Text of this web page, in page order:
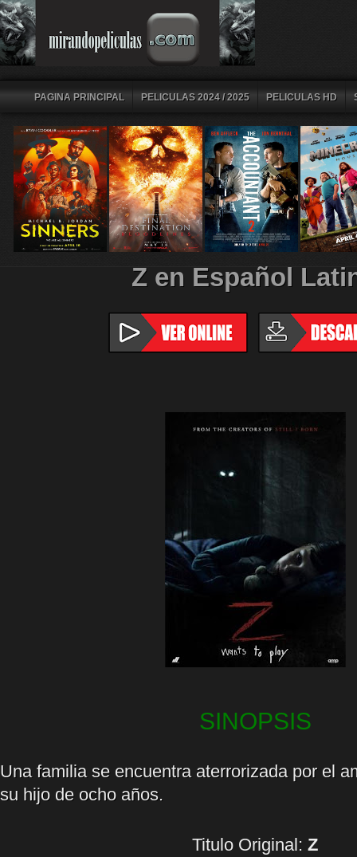
PAGINA PRINCIPAL PELICULAS 2024 / 2025 PELICULAS HD
Z en Español
SINOPSIS
Una familia se encuentra aterrorizada por el
su hijo de ocho años.
Titulo Original: Z